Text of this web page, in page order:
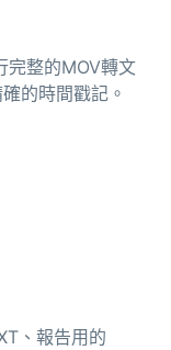
完整的MOV轉文
的時間戳記。
、報告用的